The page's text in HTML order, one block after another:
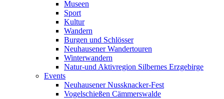
Museen
Sport
Kultur
Wandern
Burgen und Schlösser
Neuhausener Wandertouren
Winterwandern
Natur-und Aktivregion Silbernes Erzgebirge
Events
Neuhausener Nussknacker-Fest
Vogelschießen Cämmerswalde